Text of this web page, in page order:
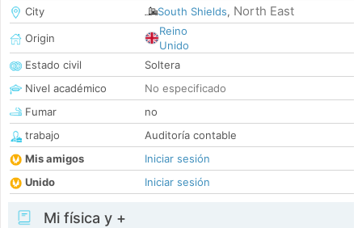
City
South Shields, North East
Origin
Reino
Unido
Estado civil
Soltera
Nivel académico
No especificado
Fumar
no
trabajo
Auditoría contable
Mis amigos
Iniciar sesión
Unido
Iniciar sesión
Mi física y +